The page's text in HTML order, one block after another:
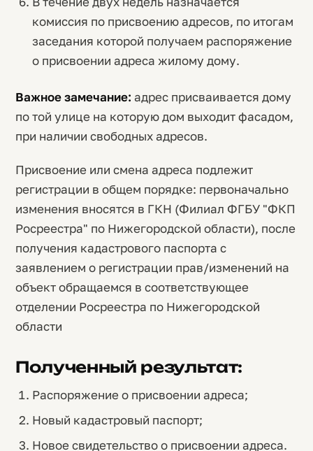
комиссия по присвоению адресов, по итогам
заседания которой получаем распоряжение
о присвоении адреса жилому дому.
Важное замечание: адрес присваивается дому
по той улице на которую дом выходит фасадом,
при наличии свободных адресов.
Присвоение или смена адреса подлежит
регистрации в общем порядке: первоначально
изменения вносятся в ГКН (Филиал ФГБУ "ФКП
Росреестра" по Нижегородской области), после
получения кадастрового паспорта с
заявлением о регистрации прав/изменений на
объект обращаемся в соответствующее
отделении Росреестра по Нижегородской
области
Полученный результат:
Распоряжение о присвоении адреса;
Новый кадастровый паспорт;
Новое свидетельство о присвоении адреса.